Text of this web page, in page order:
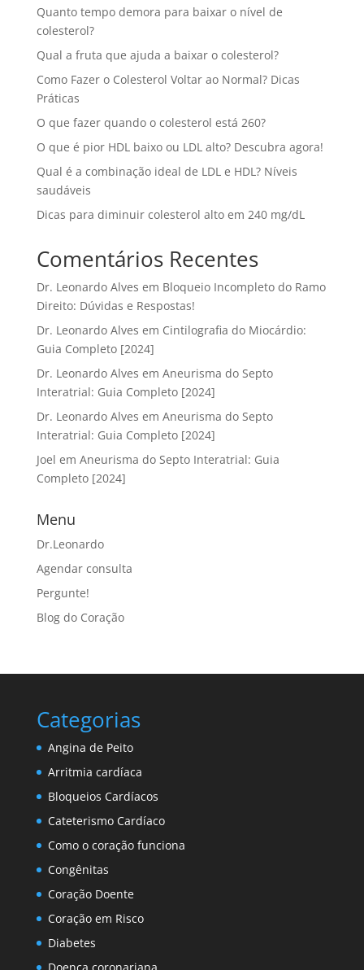
Quanto tempo demora para baixar o nível de
colesterol?
Qual a fruta que ajuda a baixar o colesterol?
Como Fazer o Colesterol Voltar ao Normal? Dicas
Práticas
O que fazer quando o colesterol está 260?
O que é pior HDL baixo ou LDL alto? Descubra agora!
Qual é a combinação ideal de LDL e HDL? Níveis
saudáveis
Dicas para diminuir colesterol alto em 240 mg/dL
Comentários Recentes
Dr. Leonardo Alves em Bloqueio Incompleto do Ramo
Direito: Dúvidas e Respostas!
Dr. Leonardo Alves em Cintilografia do Miocárdio:
Guia Completo [2024]
Dr. Leonardo Alves em Aneurisma do Septo
Interatrial: Guia Completo [2024]
Dr. Leonardo Alves em Aneurisma do Septo
Interatrial: Guia Completo [2024]
Joel em Aneurisma do Septo Interatrial: Guia
Completo [2024]
Menu
Dr.Leonardo
Agendar consulta
Pergunte!
Blog do Coração
Categorias
Angina de Peito
Arritmia cardíaca
Bloqueios Cardíacos
Cateterismo Cardíaco
Como o coração funciona
Congênitas
Coração Doente
Coração em Risco
Diabetes
Doença coronariana